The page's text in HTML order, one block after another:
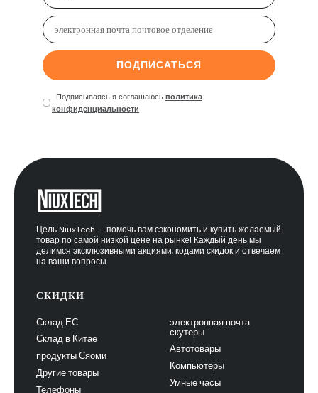
ПОДПИСАТЬСЯ
Подписываясь я соглашаюсь политика
конфиденциальности
Цель NiuxTech — помочь вам сэкономить и купить желаемый
товар по самой низкой цене на рынке! Каждый день мы
делимся эксклюзивными акциями, кодами скидок и отвечаем
на ваши вопросы.
СКИДКИ
Склад ЕС
Склад в Китае
продукты Сяоми
Другие товары
Телефоны
электронная почта
скутеры
Автотовары
Компьютеры
Умные часы